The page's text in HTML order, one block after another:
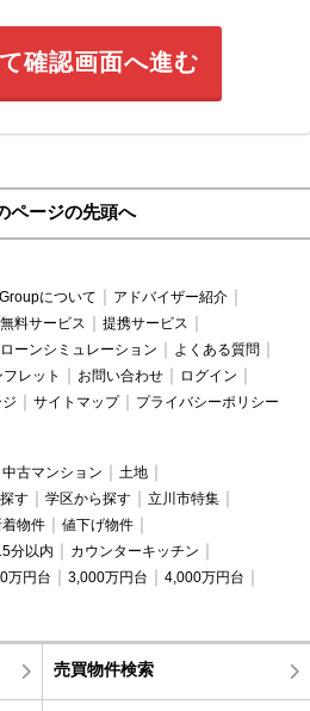
確認画面へ進む
ページの先頭へ
について
アドバイザー紹介
料サービス
提携サービス
ローンシミュレーション
よくある質問
レット お問い合わせ
ログイン
サイトマップ プライバシーポリシー
中古マンション
土地
す 学区から探す
立川市特集
物件
値下げ物件
分以内
カウンターキッチン
万円台 3,000万円台
4,000万円台
売買物件検索